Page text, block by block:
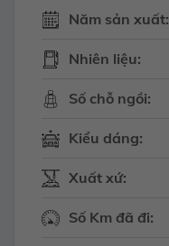
Năm sản xuất:
Nhiên liệu:
Số chỗ ngồi:
Kiểu dáng:
Xuất xứ:
Số Km đã đi: